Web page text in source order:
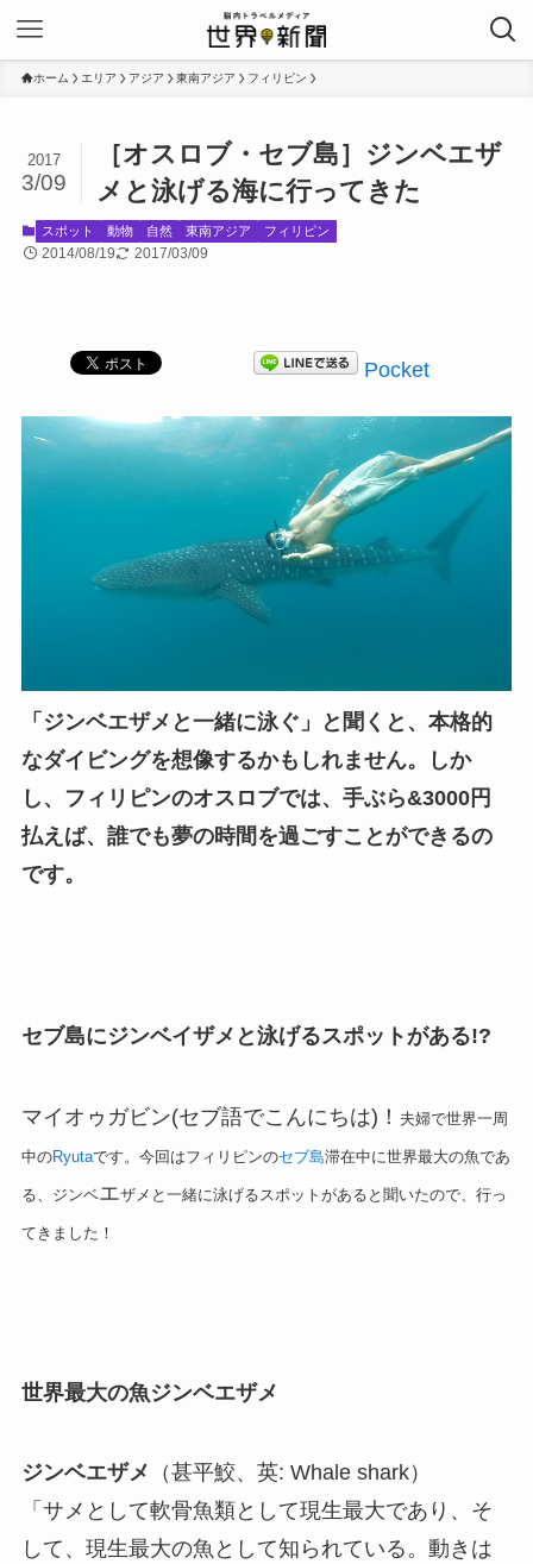
ホーム エリア アジア 東南アジア フィリピン
［オスロブ・セブ島］ジンベエザ
メと泳げる海に行ってきた
2017
3/09
スポット 動物 自然 東南アジア フィリピン
2014/08/19 2017/03/09
Pocket
「ジンベエザメと一緒に泳ぐ」と聞くと、本格的
なダイビングを想像するかもしれません。しか
し、フィリピンのオスロブでは、手ぶら&3000円
払えば、誰でも夢の時間を過ごすことができるの
です。
セブ島にジンベイザメと泳げるスポットがある!?
マイオゥガビン(セブ語でこんにちは)！ 夫婦で世界一周
中のRyutaです。今回はフィリピンのセブ島滞在中に世界最大の魚であ
る、ジンベエザメと一緒に泳げるスポットがあると聞いたので、行っ
てきました！
世界最大の魚ジンベエザメ
ジンベエザメ （甚平鮫、英: Whale shark）
「サメとして軟骨魚類として現生最大であり、そ
して、現生最大の魚として知られている。動きは